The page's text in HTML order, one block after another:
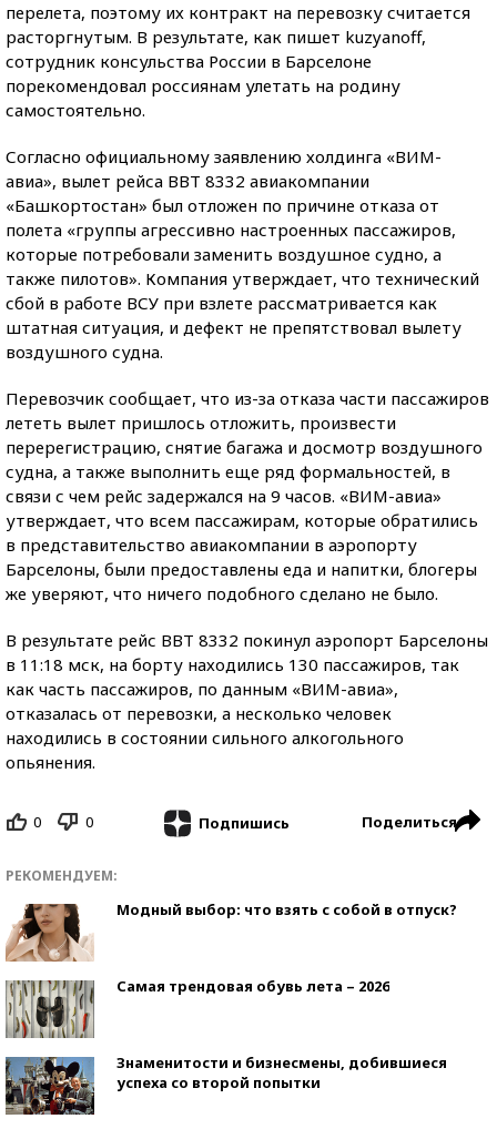
перелета, поэтому их контракт на перевозку считается
расторгнутым. В результате, как пишет kuzyanoff,
сотрудник консульства России в Барселоне
порекомендовал россиянам улетать на родину
самостоятельно.
Согласно официальному заявлению холдинга «ВИМ-
авиа», вылет рейса BBT 8332 авиакомпании
«Башкортостан» был отложен по причине отказа от
полета «группы агрессивно настроенных пассажиров,
которые потребовали заменить воздушное судно, а
также пилотов». Компания утверждает, что технический
сбой в работе ВСУ при взлете рассматривается как
штатная ситуация, и дефект не препятствовал вылету
воздушного судна.
Перевозчик сообщает, что из-за отказа части пассажиров
лететь вылет пришлось отложить, произвести
перерегистрацию, снятие багажа и досмотр воздушного
судна, а также выполнить еще ряд формальностей, в
связи с чем рейс задержался на 9 часов. «ВИМ-авиа»
утверждает, что всем пассажирам, которые обратились
в представительство авиакомпании в аэропорту
Барселоны, были предоставлены еда и напитки, блогеры
же уверяют, что ничего подобного сделано не было.
В результате рейс BBT 8332 покинул аэропорт Барселоны
в 11:18 мск, на борту находились 130 пассажиров, так
как часть пассажиров, по данным «ВИМ-авиа»,
отказалась от перевозки, а несколько человек
находились в состоянии сильного алкогольного
опьянения.
0 0 Подпишись Поделиться
РЕКОМЕНДУЕМ:
Модный выбор: что взять с собой в отпуск?
Самая трендовая обувь лета – 2026
Знаменитости и бизнесмены, добившиеся
успеха со второй попытки